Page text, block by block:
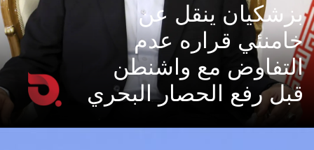
بزشكيان ينقل عن
خامنئي قراره عدم
التفاوض مع واشنطن
قبل رفع الحصار البحري